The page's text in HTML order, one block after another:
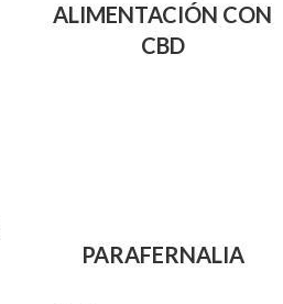
ALIMENTACIÓN CON
CBD
PARAFERNALIA